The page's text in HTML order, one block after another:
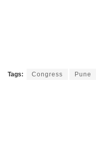
Tags: Congress Pune